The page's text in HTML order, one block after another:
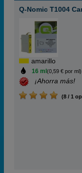
Q-Nomic T1004
amarillo
16 ml (0,59 € por ml)
¡Ahorra más!
(8 / 1